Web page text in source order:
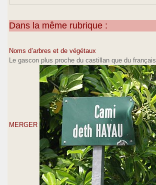
Dans la même rubrique :
Noms d’arbres et de végétaux
Le gascon plus proche du castillan que du français
MERGER